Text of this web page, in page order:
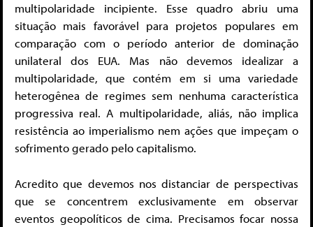
multipolaridade incipiente. Esse quadro abriu uma
situação mais favorável para projetos populares em
comparação com o período anterior de dominação
unilateral dos EUA. Mas não devemos idealizar a
multipolaridade, que contém em si uma variedade
heterogênea de regimes sem nenhuma característica
progressiva real. A multipolaridade, aliás, não implica
resistência ao imperialismo nem ações que impeçam o
sofrimento gerado pelo capitalismo.
Acredito que devemos nos distanciar de perspectivas
que se concentrem exclusivamente em observar
eventos geopolíticos de cima. Precisamos focar nossa